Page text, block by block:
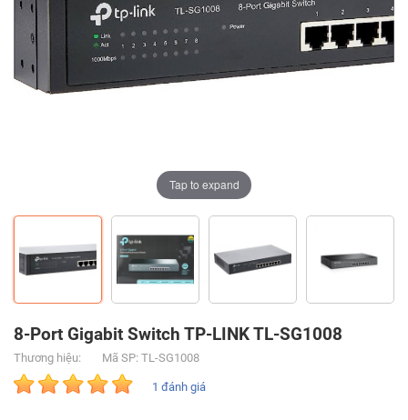
Tap to expand
Tap to expand
Tap to expand
Tap to expand
Tap to expand
8-Port Gigabit Switch TP-LINK TL-SG1008
Thương hiệu: Mã SP: TL-SG1008
1 đánh giá